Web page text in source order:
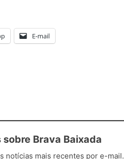
E-mail
Brava Baixada
notícias mais recentes por e-mail.